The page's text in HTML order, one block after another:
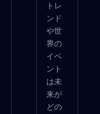
トレ
ンド
や世
界の
イベ
ント
は未
来が
どの